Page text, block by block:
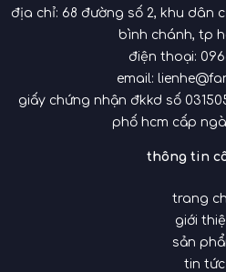
địa chỉ: 68 đường số 2, khu dân
bình chánh, tp
điện thoại:
email:
giấy chứng nhận đkkd số
phố hcm cấp
thông tin
trang
giới
sản
tin tức